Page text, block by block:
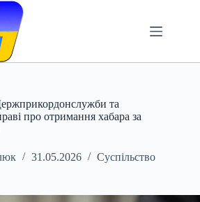
та
про отримання хабара за
31.05.2026 Суспільство